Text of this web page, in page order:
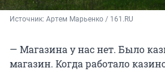
Источник: Артем Марьенко / 161.RU
— Магазина у нас нет. Было
магазин. Когда работало